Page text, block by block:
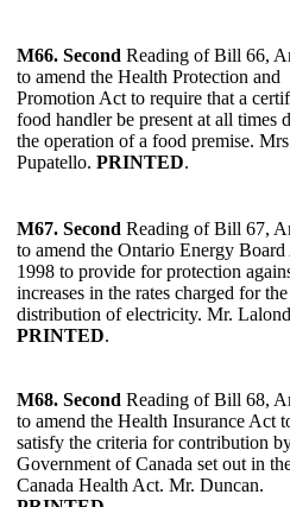
M66. Second Reading of Bill 66,
to amend the Health Protection and
Promotion Act to require that a
food handler be present at all times
the operation of a food premise.
Pupatello. PRINTED.
M67. Second Reading of Bill 67,
to amend the Ontario Energy Board
1998 to provide for protection
increases in the rates charged for the
distribution of electricity. Mr.
PRINTED.
M68. Second Reading of Bill 68,
to amend the Health Insurance Act
satisfy the criteria for contribution
Government of Canada set out in
Canada Health Act. Mr. Duncan.